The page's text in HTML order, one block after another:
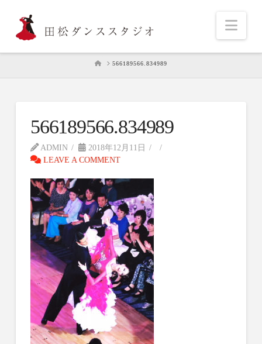
HOME566189566.834989
566189566.834989
ADMIN
2018年12月11日
LEAVE A COMMENT